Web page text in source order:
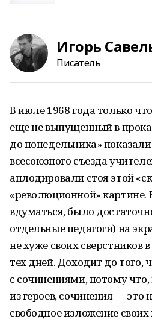
Игорь
Писатель
В июле 1968 года только
еще не выпущенный в
до понедельника»
всесоюзного съезда
аплодировали стоя этой
«революционной»
вдуматься, было
отдельные педагоги) на
не хуже своих
тех дней. Доходит до того,
с сочинениями, потому
из героев, сочинения — это
свободное изложение